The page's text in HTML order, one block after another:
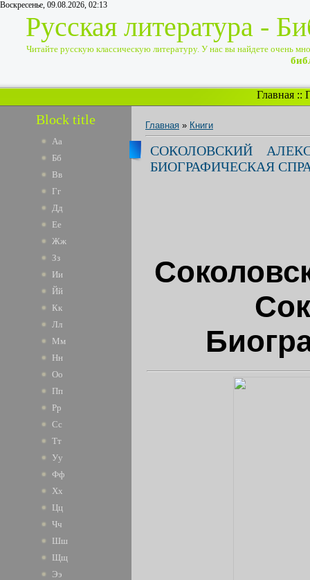
Воскресенье, 09.08.2026, 02:13
Русская литература -
Читайте русскую классическую литературу. У нас вы найдете очень
Главная ::
Block title
Аа
Бб
Вв
Гг
Дд
Ее
Жж
Зз
Ии
Йй
Кк
Лл
Мм
Нн
Оо
Пп
Рр
Сс
Тт
Уу
Фф
Хх
Цц
Чч
Шш
Щщ
Ээ
Главная » Книги
СОКОЛОВСКИЙ
БИОГРАФИЧЕСКАЯ